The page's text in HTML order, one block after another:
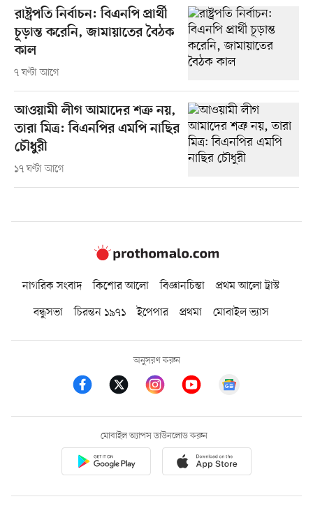
রাষ্ট্রপতি নির্বাচন: বিএনপি প্রার্থী
চূড়ান্ত করেনি, জামায়াতের বৈঠক
কাল
৭ ঘণ্টা আগে
আওয়ামী লীগ আমাদের শত্রু নয়,
তারা মিত্র: বিএনপির এমপি নাছির
চৌধুরী
১৭ ঘণ্টা আগে
নাগরিক সংবাদ কিশোর আলো বিজ্ঞানচিন্তা
প্রথম আলো ট্রাস্ট
বন্ধুসভা
চিরন্তন ১৯৭১ ইপেপার প্রথমা মোবাইল ভ্যাস
অনুসরণ করুন
মোবাইল অ্যাপস ডাউনলোড করুন